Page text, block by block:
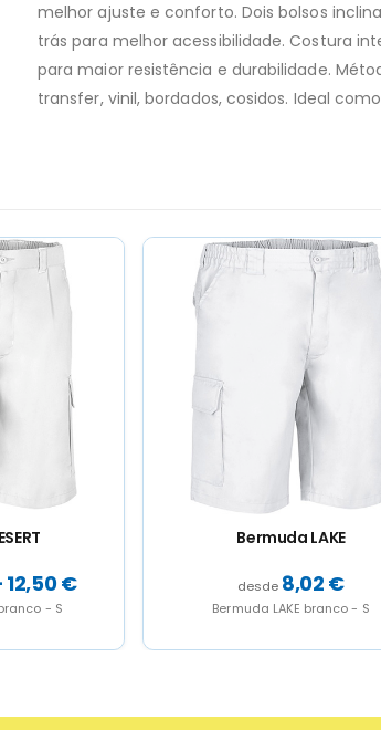
melhor ajuste e conforto. Dois bolsos
trás para melhor acessibilidade. Costura
para maior resistência e durabilidade.
transfer, vinil, bordados, cosidos. Ideal
€
- S
Bermuda V.A. NOTAR
10,40€
Bermuda V.A. NOTAR azul marinho